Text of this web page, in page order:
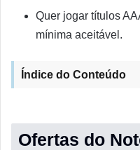
Quer jogar títulos
mínima aceitável.
Índice do Conteúdo
Ofertas do